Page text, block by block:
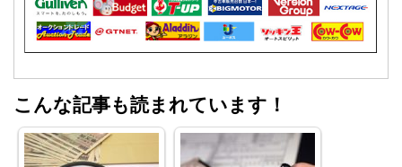
こんな記事も読まれています！